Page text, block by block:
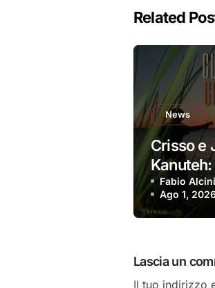
Related
News
Crisso e
Griot” è
video
Fabio Alcini
Ago 1,
Lascia un
Il tuo indirizzo